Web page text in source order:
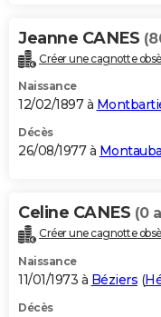
Jeanne CANES
Créer une cagnotte
Naissance
12/02/1897 à
Décès
26/08/1977 à
Celine CANES (0
Créer une cagnotte
Naissance
11/01/1973 à Béziers (
Décès